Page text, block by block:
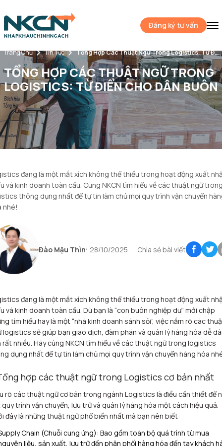
Đăng ký tư vấn
Trang Chủ Tin Tức Tổng Hợp Các Thuật Ngữ Trong Logistics: Từ Điển Cho Dân Buôn
TỔNG HỢP CÁC THUẬT NGỮ TRONG
LOGISTICS: TỪ ĐIỂN CHO DÂN BUÔN
đang là một mắt xích không thể thiếu trong hoạt động xuất
và kinh doanh toàn cầu. Cùng NKCN tìm hiểu về các thuật ngữ
thông dụng nhất để tự tin làm chủ mọi quy trình vận chuyển
nhé!
Đào Mậu Thìn 28/10/2025 Chia sẻ bài viết
đang là một mắt xích không thể thiếu trong hoạt động xuất
và kinh doanh toàn cầu. Dù bạn là “con buôn nghiệp dư” mới chập
tìm hiểu hay là một “nhà kinh doanh sành sỏi”, việc nắm rõ các
logistics sẽ giúp bạn giao dịch, đàm phán và quản lý hàng hóa dễ
rất nhiều. Hãy cùng NKCN tìm hiểu về các thuật ngữ trong logistics
dụng nhất để tự tin làm chủ mọi quy trình vận chuyển hàng hóa
hợp các thuật ngữ trong Logistics cơ bản nhất
rõ các thuật ngữ cơ bản trong ngành Logistics là điều cần thiết để
trình vận chuyển, lưu trữ và quản lý hàng hóa một cách hiệu quả.
đây là những thuật ngữ phổ biến nhất mà bạn nên biết:
Chain (Chuỗi cung ứng): Bao gồm toàn bộ quá trình từ mua
liệu, sản xuất, lưu trữ đến phân phối hàng hóa đến tay khách